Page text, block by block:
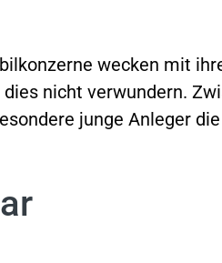
wecken mit
nicht verwundern.
junge Anleger